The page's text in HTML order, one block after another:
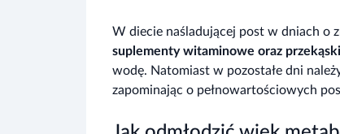
W diecie naśladującej post w dniach o
suplementy witaminowe oraz
wodę. Natomiast w pozostałe dni
zapominając o pełnowartościowych